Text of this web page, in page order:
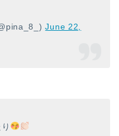
June 22,